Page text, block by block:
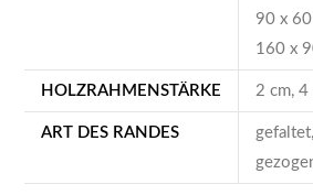
90 x
160 x
HOLZRAHMENSTÄRKE 2 cm, 4
ART DES RANDES